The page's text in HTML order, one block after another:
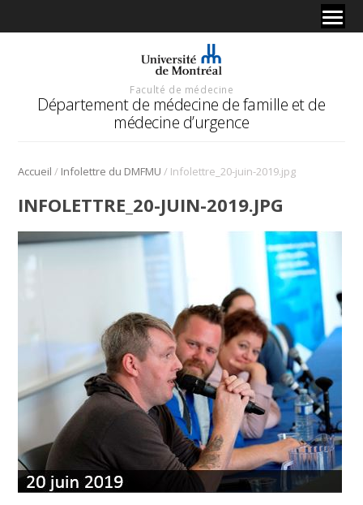
Faculté de médecine
Département de médecine de famille et de
médecine d’urgence
Accueil / Infolettre du DMFMU / Infolettre_20-juin-2019.jpg
INFOLETTRE_20-JUIN-2019.JPG